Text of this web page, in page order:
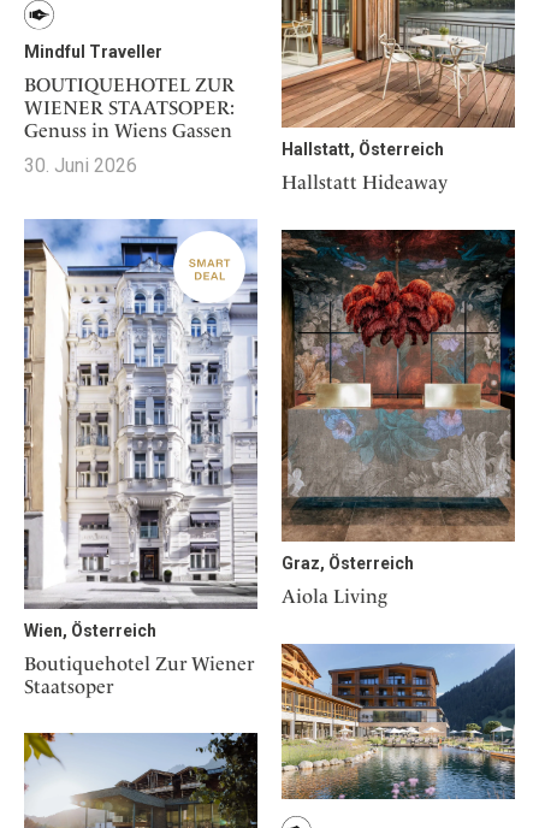
Mindful Traveller
BOUTIQUEHOTEL ZUR
WIENER STAATSOPER:
Genuss in Wiens Gassen
30. Juni 2026
Hallstatt, Österreich
Hallstatt Hideaway
Wien, Österreich
Boutiquehotel Zur Wiener
Staatsoper
Graz, Österreich
Aiola Living